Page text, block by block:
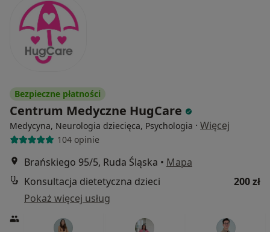
Bezpieczne płatności
Centrum Medyczne HugCare
Medycyna, Neurologia dziecięca, Psychologia · Więcej
104 opinie
Brańskiego 95/5, Ruda Śląska • Mapa
Konsultacja dietetyczna dzieci
200 zł
Pokaż więcej usług